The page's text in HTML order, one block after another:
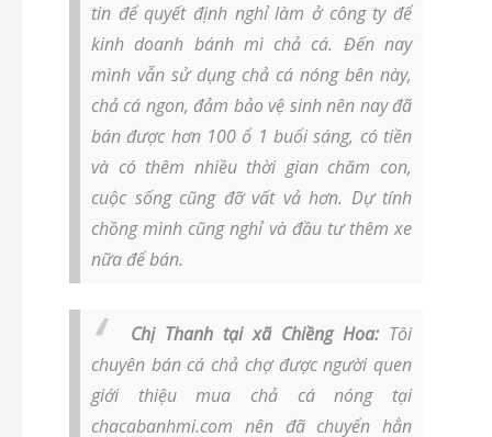
tin để quyết định nghỉ làm ở công ty để
kinh doanh bánh mì chả cá. Đến nay
mình vẫn sử dụng chả cá nóng bên này,
chả cá ngon, đảm bảo vệ sinh nên nay đã
bán được hơn 100 ổ 1 buổi sáng, có tiền
và có thêm nhiều thời gian chăm con,
cuộc sống cũng đỡ vất vả hơn. Dự tính
chồng mình cũng nghỉ và đầu tư thêm xe
nữa để bán.
Chị Thanh tại xã Chiềng Hoa: Tôi
chuyên bán cá chả chợ được người quen
giới thiệu mua chả cá nóng tại
chacabanhmi.com nên đã chuyển hẳn